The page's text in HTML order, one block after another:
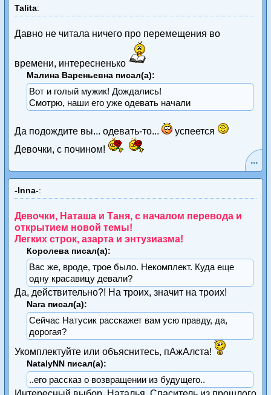
Talita:
Давно не читала ничего про перемещения во
времени, интересненько
Малина Вареньевна писал(а):
Вот и голый мужик! Дождались!
Смотрю, наши его уже одевать начали
Да подождите вы... одевать-то...
успеется
Девочки, с почином!
...
-Inna-:
Девочки, Наташа и Таня, с началом перевода и
открытием новой темы!
Легких строк, азарта и энтузиазма!
Королева писал(а):
Вас же, вроде, трое было. Некомплект. Куда еще
одну красавицу девали?
Да, действительно?! На троих, значит на троих!
Nara писал(а):
Сейчас Натусик расскажет вам усю правду, да,
дорогая?
Укомплектуйте или объяснитесь, пАжАлста!
NatalyNN писал(а):
..его рассказ о возвращении из будущего..